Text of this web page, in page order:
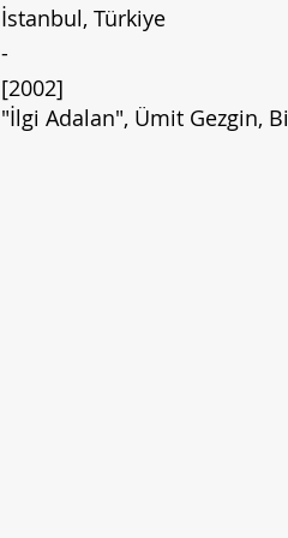
İstanbul, Türkiye
-
[2002]
"İlgi Adalan", Ümit Gezgin,